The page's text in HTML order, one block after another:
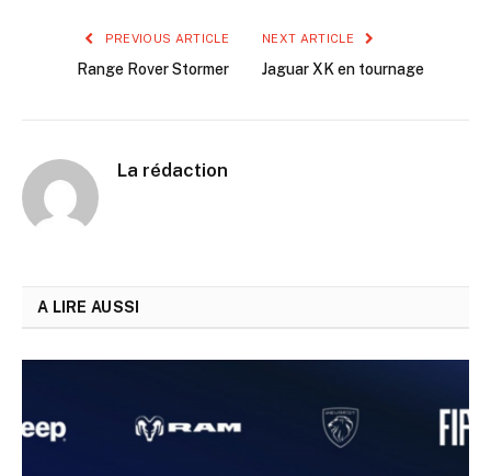
PREVIOUS ARTICLE
Range Rover Stormer
NEXT ARTICLE
Jaguar XK en tournage
La rédaction
A LIRE AUSSI